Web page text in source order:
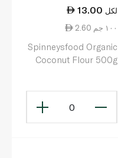
13.00 لكل
2.60 ١٠٠ جم
Spinneysfood Organic
Coconut Flour 500g
0